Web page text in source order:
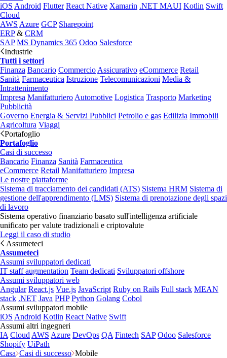
iOS Android Flutter React Native Xamarin .NET MAUI Kotlin Swift
Cloud
AWS Azure GCP Sharepoint
ERP& CRM
SAP MS Dynamics 365 Odoo Salesforce
Industrie
Tutti i settori
Finanza Bancario Commercio Assicurativo eCommerce Retail
Sanità Farmaceutica Istruzione Telecomunicazioni Media &
Intrattenimento
Impresa Manifatturiero Automotive Logistica Trasporto Marketing
Pubblicità
Governo Energia & Servizi Pubblici Petrolio e gas Edilizia Immobili
Agricoltura Viaggi
Portafoglio
Portafoglio
Casi di successo
Bancario Finanza Sanità Farmaceutica
eCommerce Retail Manifatturiero Impresa
Le nostre piattaforme
Sistema di tracciamento dei candidati (ATS) Sistema HRM Sistema di
gestione dell'apprendimento (LMS) Sistema di prenotazione degli spazi
di lavoro
Sistema operativo finanziario basato sull'intelligenza artificiale
unificato per valute tradizionali e criptovalute
Leggi il caso di studio
Assumeteci
Assumeteci
Assumi sviluppatori dedicati
IT staff augmentation Team dedicati Sviluppatori offshore
Assumi sviluppatori web
Angular React.js Vue.js JavaScript Ruby on Rails Full stack MEAN
stack .NET Java PHP Python Golang Cobol
Assumi sviluppatori mobile
iOS Android Kotlin React Native Swift
Assumi altri ingegneri
IA Cloud AWS Azure DevOps QA Fintech SAP Odoo Salesforce
Shopify UiPath
Casa Casi di successo Mobile